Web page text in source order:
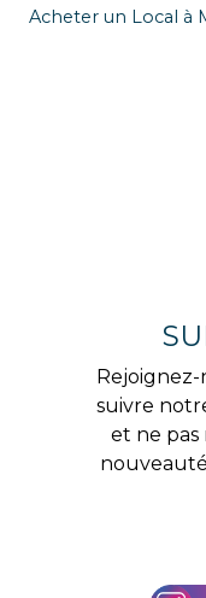
Acheter un Local à
Rejoignez-
suivre
et ne pas